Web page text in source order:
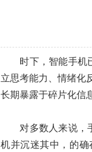
时下，智能手机已
立思考能力、情绪化
长期暴露于碎片化信
对多数人来说，手
机并沉迷其中，的